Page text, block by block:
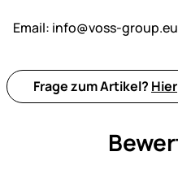
Email: info@voss-group.eu
Frage zum Artikel? Hier